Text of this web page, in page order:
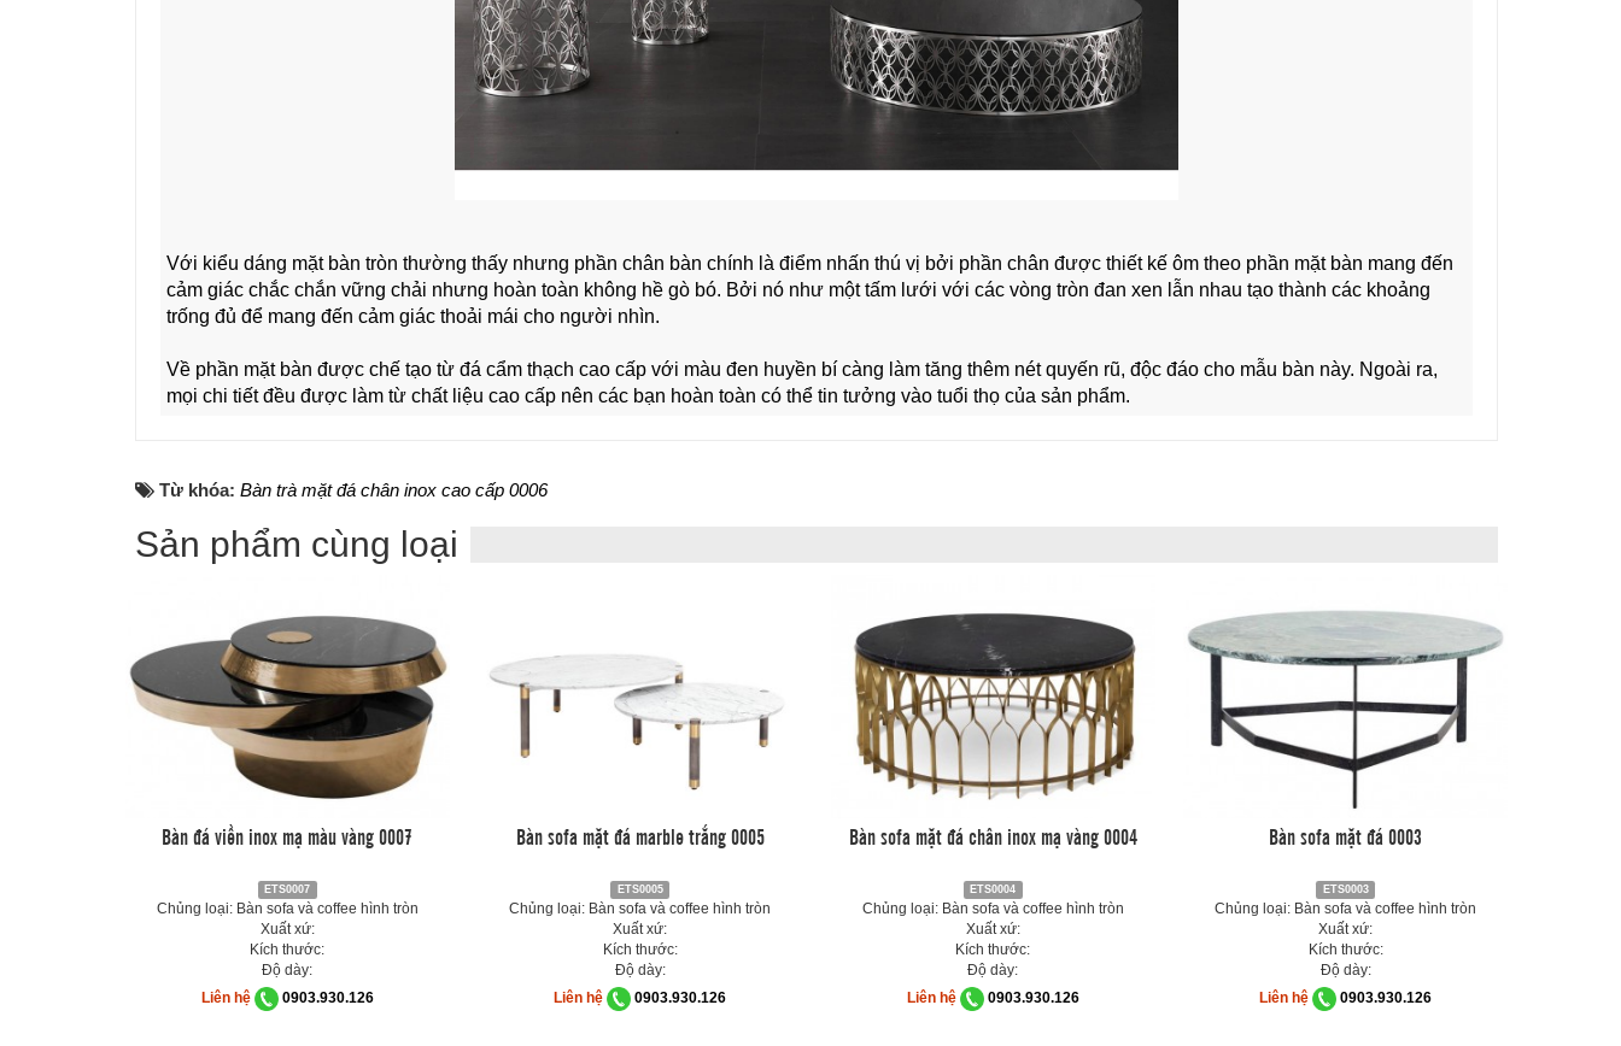
Với kiểu dáng mặt bàn tròn thường thấy nhưng phần chân bàn chính là điểm nhấn thú vị bởi phần chân được thiết kế ôm theo phần mặt bàn mang đến
cảm giác chắc chắn vững chải nhưng hoàn toàn không hề gò bó. Bởi nó như một tấm lưới với các vòng tròn đan xen lẫn nhau tạo thành các khoảng
trống đủ để mang đến cảm giác thoải mái cho người nhìn.
Về phần mặt bàn được chế tạo từ đá cẩm thạch cao cấp với màu đen huyền bí càng làm tăng thêm nét quyến rũ, độc đáo cho mẫu bàn này. Ngoài ra,
mọi chi tiết đều được làm từ chất liệu cao cấp nên các bạn hoàn toàn có thể tin tưởng vào tuổi thọ của sản phẩm.
Từ khóa: Bàn trà mặt đá chân inox cao cấp 0006
Sản phẩm cùng loại
Bàn đá viền inox mạ màu vàng 0007
ETS0007
Chủng loại: Bàn sofa và coffee hình tròn
Xuất xứ:
Kích thước:
Độ dày:
Liên hệ
0903.930.126
Bàn sofa mặt đá marble trắng 0005
ETS0005
Chủng loại: Bàn sofa và coffee hình tròn
Xuất xứ:
Kích thước:
Độ dày:
Liên hệ
0903.930.126
Bàn sofa mặt đá chân inox mạ vàng 0004
ETS0004
Chủng loại: Bàn sofa và coffee hình tròn
Xuất xứ:
Kích thước:
Độ dày:
Liên hệ
0903.930.126
Bàn sofa mặt đá 0003
ETS0003
Chủng loại: Bàn sofa và coffee hình tròn
Xuất xứ:
Kích thước:
Độ dày:
Liên hệ
0903.930.126